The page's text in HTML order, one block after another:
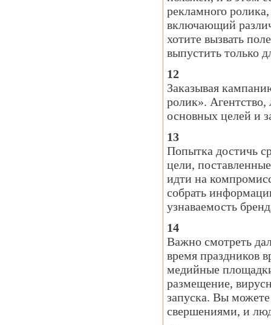
рекламного
включающий
хотите вызвать
выпустить только
12
Заказывая
ролик».
основных целей и
13
Попытка достичь
цели,
идти на
собрать
узнаваемость
14
Важно смотреть
время праздников
медийные
размещение,
запуска. Вы
свершениями, и